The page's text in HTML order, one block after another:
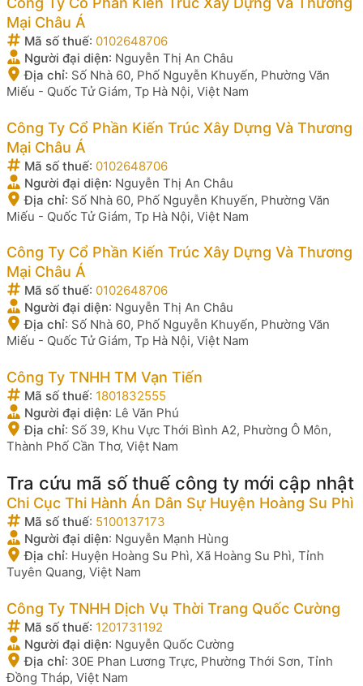
Mại Châu Á
Mã số thuế: 0102648706
Người đại diện: Nguyễn Thị An Châu
Địa chỉ: Số Nhà 60, Phố Nguyễn Khuyến, Phường Văn
Miếu - Quốc Tử Giám, Tp Hà Nội, Việt Nam
Công Ty Cổ Phần Kiến Trúc Xây Dựng Và Thương
Mại Châu Á
Mã số thuế: 0102648706
Người đại diện: Nguyễn Thị An Châu
Địa chỉ: Số Nhà 60, Phố Nguyễn Khuyến, Phường Văn
Miếu - Quốc Tử Giám, Tp Hà Nội, Việt Nam
Công Ty Cổ Phần Kiến Trúc Xây Dựng Và Thương
Mại Châu Á
Mã số thuế: 0102648706
Người đại diện: Nguyễn Thị An Châu
Địa chỉ: Số Nhà 60, Phố Nguyễn Khuyến, Phường Văn
Miếu - Quốc Tử Giám, Tp Hà Nội, Việt Nam
Công Ty TNHH TM Vạn Tiến
Mã số thuế: 1801832555
Người đại diện: Lê Văn Phú
Địa chỉ: Số 39, Khu Vực Thới Bình A2, Phường Ô Môn,
Thành Phố Cần Thơ, Việt Nam
Tra cứu mã số thuế công ty mới cập nhật
Chi Cục Thi Hành Án Dân Sự Huyện Hoàng Su Phì
Mã số thuế: 5100137173
Người đại diện: Nguyễn Mạnh Hùng
Địa chỉ: Huyện Hoàng Su Phì, Xã Hoàng Su Phì, Tỉnh
Tuyên Quang, Việt Nam
Công Ty TNHH Dịch Vụ Thời Trang Quốc Cường
Mã số thuế: 1201731192
Người đại diện: Nguyễn Quốc Cường
Địa chỉ: 30E Phan Lương Trực, Phường Thới Sơn, Tỉnh
Đồng Tháp, Việt Nam